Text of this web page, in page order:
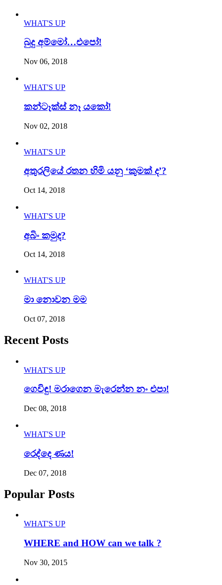
WHAT'S UP
බුදු අම්මෝ…එපෝ!
Nov 06, 2018
WHAT'S UP
කන්ටෑක්ස් නෑ යකෝ!
Nov 02, 2018
WHAT'S UP
අතුරලියේ රතන හිමි යනු ‘කුමක් ද’?
Oct 14, 2018
WHAT'S UP
අබිං කමුද?
Oct 14, 2018
WHAT'S UP
මා නොවන මම
Oct 07, 2018
Recent Posts
WHAT'S UP
ගෙවිඳු! මරාගෙන මැරෙන්න නං එපා!
Dec 08, 2018
WHAT'S UP
රෙද්දෙ ණය!
Dec 07, 2018
Popular Posts
WHAT'S UP
WHERE and HOW can we talk ?
Nov 30, 2015